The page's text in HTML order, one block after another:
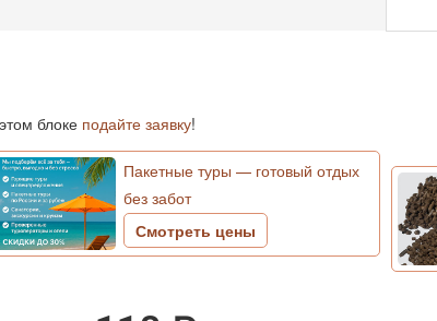
блоке подайте заявку!
Пакетные туры — готовый отдых
без забот
Смотреть цены